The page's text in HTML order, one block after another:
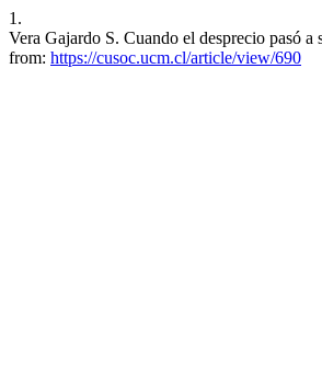
1.
Vera Gajardo S. Cuando el desprecio pasó
from: https://cusoc.ucm.cl/article/view/690